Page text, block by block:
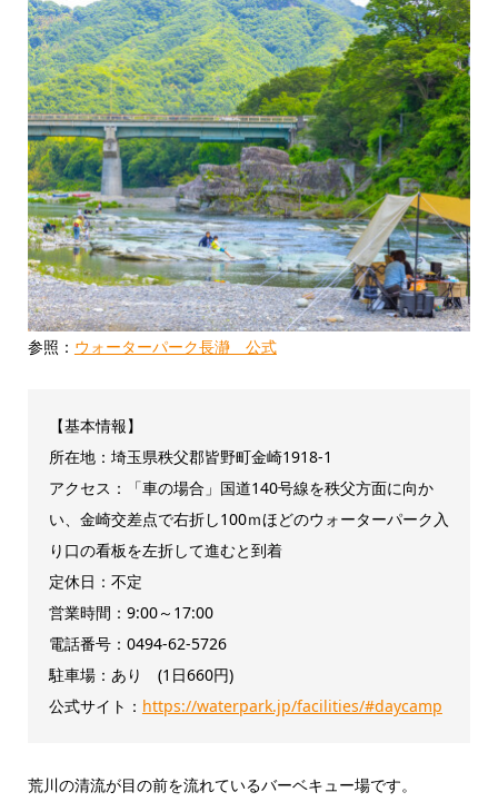
参照： ウォーターパーク長瀞 公式
【基本情報】
所在地：埼玉県秩父郡皆野町金崎1918-1
アクセス：「車の場合」国道140号線を秩父方面に向か
い、金崎交差点で右折し100ｍほどのウォーターパーク入
り口の看板を左折して進むと到着
定休日：不定
営業時間：9:00～17:00
電話番号：0494-62-5726
駐車場：あり (1日660円)
公式サイト： https://waterpark.jp/facilities/#daycamp
荒川の清流が目の前を流れているバーベキュー場です。